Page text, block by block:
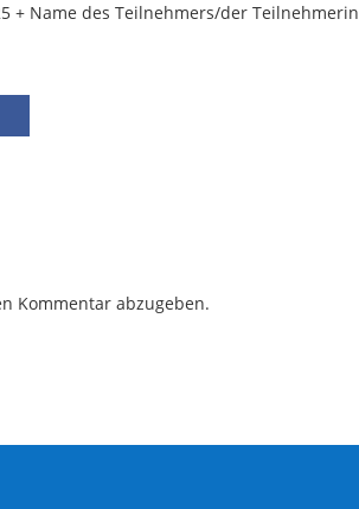
+ Name des Teilnehmers/der Teilnehmerin
Kommentar abzugeben.